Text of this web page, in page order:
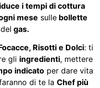
i tempi di cottura
mese sulle bollette
gas.
Risotti e Dolci: ti
gli ingredienti, mettere
indicato per dare vita
di te la Chef più